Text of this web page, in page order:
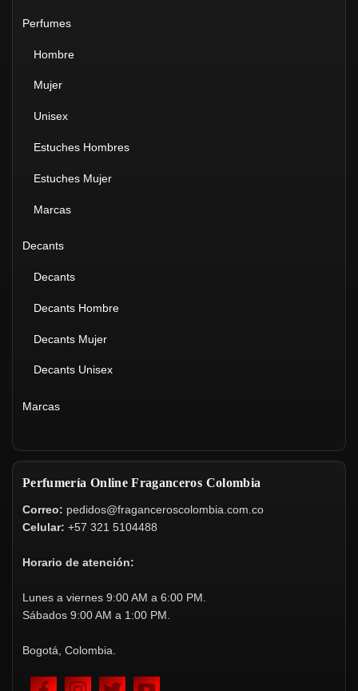
Perfumes
Hombre
Mujer
Unisex
Estuches Hombres
Estuches Mujer
Marcas
Decants
Decants
Decants Hombre
Decants Mujer
Decants Unisex
Marcas
Perfumería Online Fraganceros Colombia
Correo: pedidos@fraganceroscolombia.com.co
Celular: +57 321 5104488
Horario de atención:
Lunes a viernes 9:00 AM a 6:00 PM.
Sábados 9:00 AM a 1:00 PM.
Bogotá, Colombia.